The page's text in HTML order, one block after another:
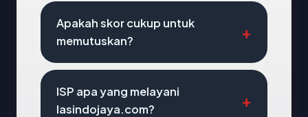
Apakah skor cukup untuk
memutuskan?
ISP apa yang melayani
lasindojaya.com?